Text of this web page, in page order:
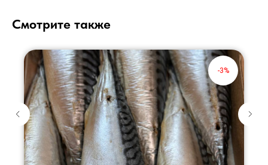
Смотрите также
-3%